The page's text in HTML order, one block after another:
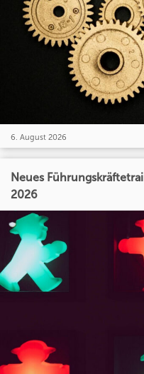
6. August 2026
Neues
2026